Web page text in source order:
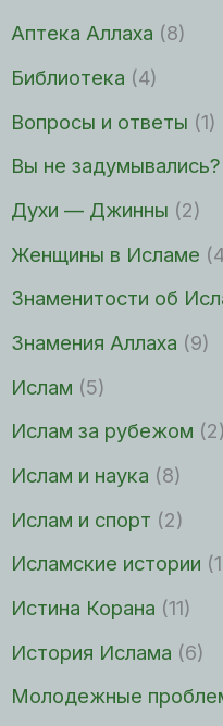
Аптека Аллаха (8)
Библиотека (4)
Вопросы и ответы (1)
Вы не задумывались?
Духи — Джинны (2)
Женщины в Исламе
Знаменитости об
Знамения Аллаха (9)
Ислам (5)
Ислам за рубежом (2)
Ислам и наука (8)
Ислам и спорт (2)
Исламские истории
Истина Корана (11)
История Ислама (6)
Молодежные